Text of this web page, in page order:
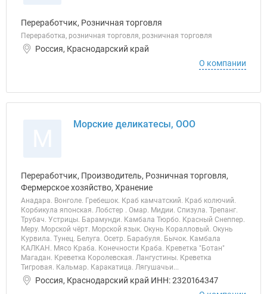
Переработчик, Розничная торговля
Переработка, розничная торговля, розничная торговля
Россия, Краснодарский край
О компании
Морские деликатесы, ООО
Переработчик, Производитель, Розничная торговля,
Фермерское хозяйство, Хранение
Анадара. Вонголе. Гребешок. Краб камчатский. Краб колючий.
Корбикула японская. Лобстер . Омар. Мидии. Спизула. Трепанг.
Трубач. Устрицы. Барамунди. Камбала Тюрбо. Красный Снеппер.
Меру. Морской чёрт. Морской язык. Окунь Коралловый. Окунь
Курвила. Тунец. Белуга. Осетр. Барабуля. Бычок. Камбала
КАЛКАН. Мясо Краба. Конечности Краба. Креветка "Ботан"
Магадан. Креветка Королевская. Лангустины. Креветка
Тигровая. Кальмар. Каракатица. Лягушачьи...
Россия, Краснодарский край ИНН: 2320164347